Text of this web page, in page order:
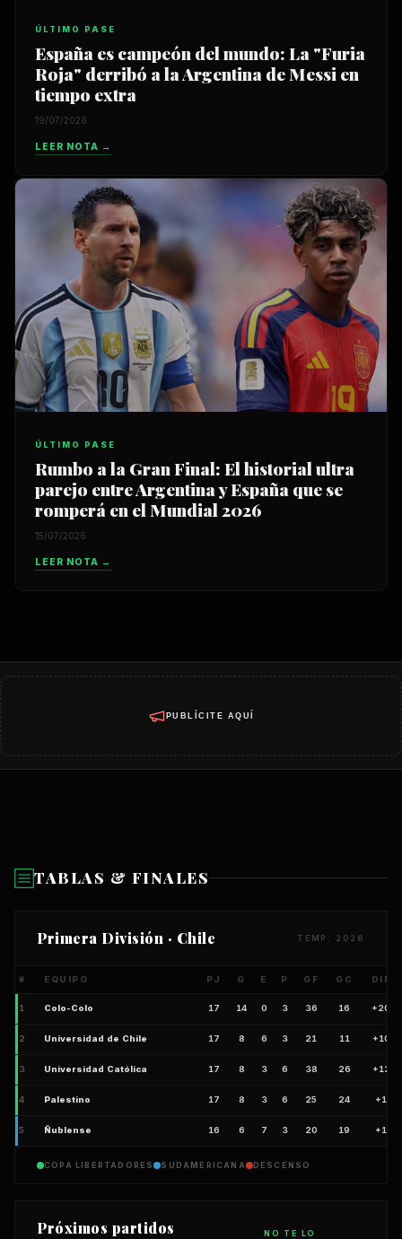
ÚLTIMO PASE
España es campeón del mundo: La "Furia
Roja" derribó a la Argentina de Messi en
tiempo extra
19/07/2026
LEER NOTA →
ÚLTIMO PASE
Rumbo a la Gran Final: El historial ultra
parejo entre Argentina y España que se
romperá en el Mundial 2026
15/07/2026
LEER NOTA →
PUBLÍCITE AQUÍ
TABLAS & FINALES
Primera División · Chile TEMP. 2026
# EQUIPO PJ G E P GF GC DIF
1 Colo-Colo 17 14 0 3 36 16 +20
2 Universidad de Chile 17 8 6 3 21 11 +10
3 Universidad Católica 17 8 3 6 38 26 +12
4 Palestino 17 8 3 6 25 24 +1
5 Ñublense 16 6 7 3 20 19 +1
COPA LIBERTADORES SUDAMERICANA DESCENSO
Próximos partidos
NO TE LO